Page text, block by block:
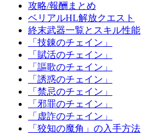
攻略/報酬まとめ
ベリアルHL解放クエスト
終末武器一覧とスキル性能
「技錬のチェイン」
「賦活のチェイン」
「謳歌のチェイン」
「誘惑のチェイン」
「禁忌のチェイン」
「邪罪のチェイン」
「虚詐のチェイン」
「狡知の魔角」の入手方法